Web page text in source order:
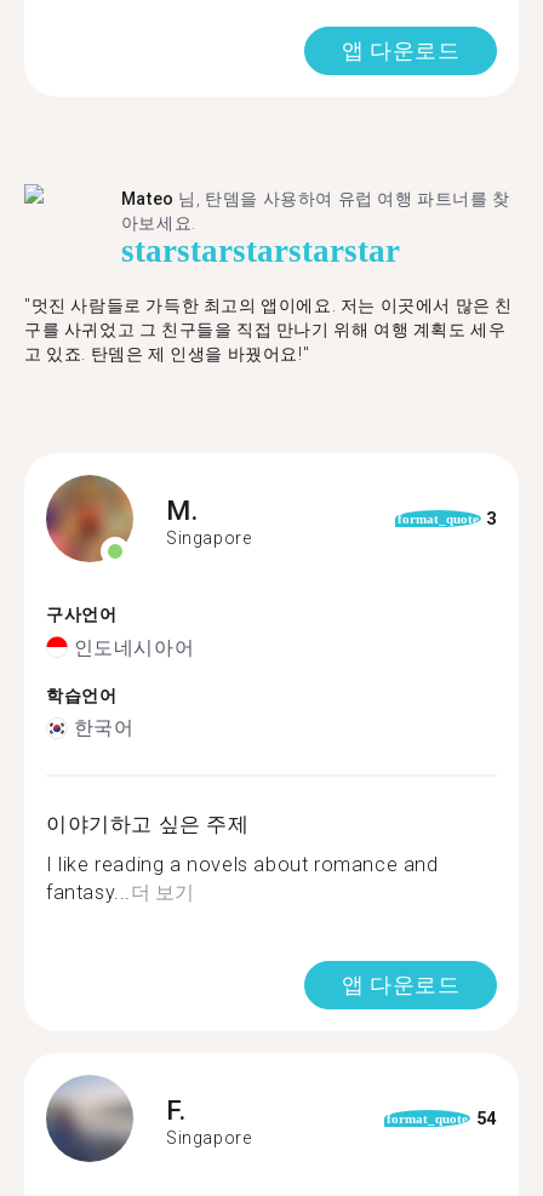
앱 다운로드
Mateo 님, 탄뎀을 사용하여 유럽 여행 파트너를 찾
아보세요.
starstarstarstarstar
"멋진 사람들로 가득한 최고의 앱이에요. 저는 이곳에서 많은 친
구를 사귀었고 그 친구들을 직접 만나기 위해 여행 계획도 세우
고 있죠. 탄뎀은 제 인생을 바꿨어요!"
M.
Singapore
format_quote 3
구사언어
인도네시아어
학습언어
한국어
이야기하고 싶은 주제
I like reading a novels about romance and
fantasy...더 보기
앱 다운로드
F.
Singapore
format_quote 54